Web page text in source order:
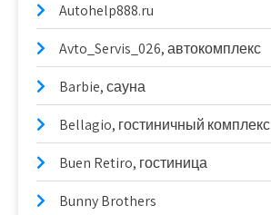
Autohelp888.ru
Avto_Servis_026, автокомплекс
Barbie, сауна
Bellagio, гостиничный комплекс
Buen Retiro, гостиница
Bunny Brothers